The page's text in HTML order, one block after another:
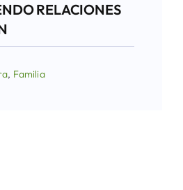
RELACIONES
, Familia